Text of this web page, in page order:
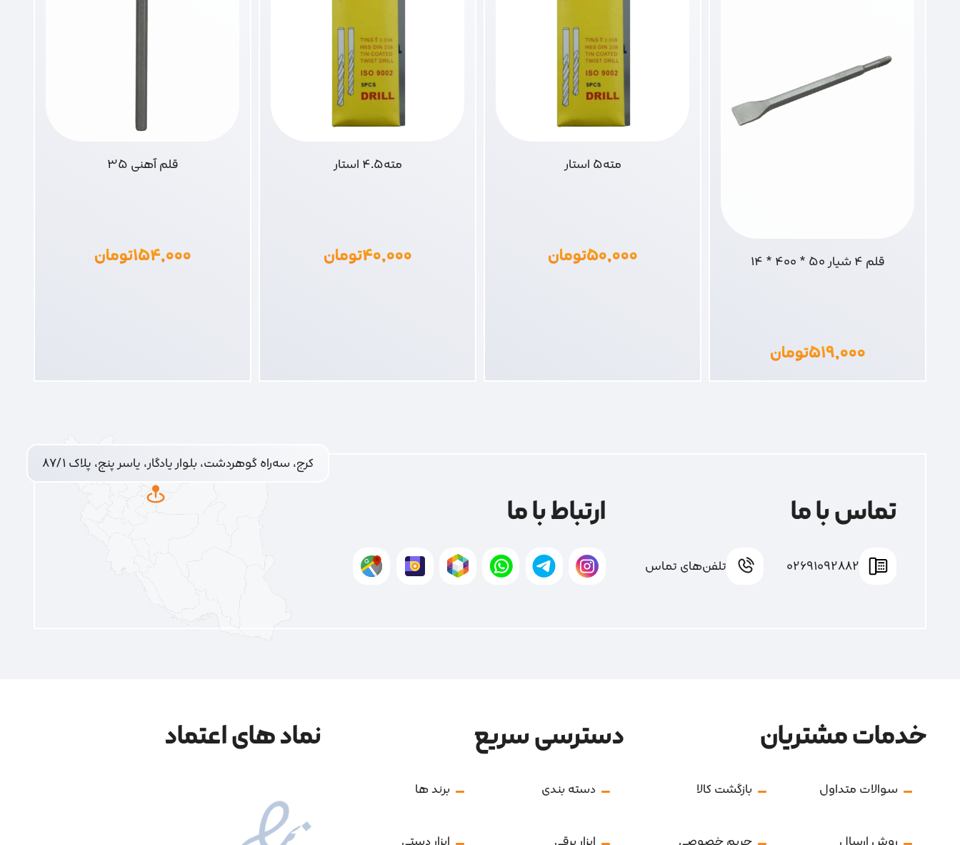
قلم 4 شیار 50 * 400 * 14
۵۱۹,۰۰۰تومان
مته5 استار
۵۰,۰۰۰تومان
مته4.5 استار
۴۰,۰۰۰تومان
قلم آهنی 35
۱۵۴,۰۰۰تومان
تماس با ما
02691092882 تلفن‌های تماس
ارتباط با ما
کرج، سه‌راه گوهردشت، بلوار یادگار، یاسر پنج، پلاک ۸۷/۱
خدمات مشتریان
سوالات متداول بازگشت کالا
دسترسی سریع
دسته بندی برند ها
نماد های اعتماد